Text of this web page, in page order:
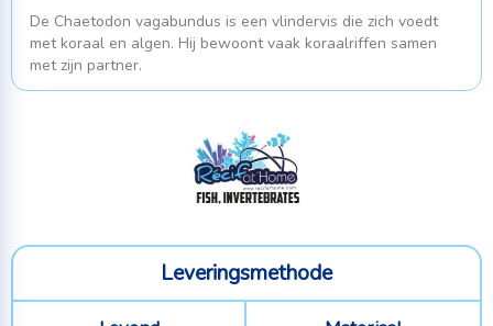
De Chaetodon vagabundus is een vlindervis die zich voedt
met koraal en algen. Hij bewoont vaak koraalriffen samen
met zijn partner.
Leveringsmethode